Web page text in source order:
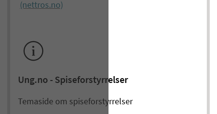
(nettros.no)
Ung.no - Spiseforstyrrelser
Temaside om spiseforstyrrelser